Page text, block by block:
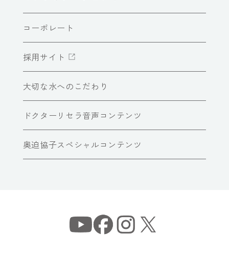
コーポレート
採用サイト
大切な水へのこだわり
ドクターリセラ音声コンテンツ
奥迫協子スペシャルコンテンツ